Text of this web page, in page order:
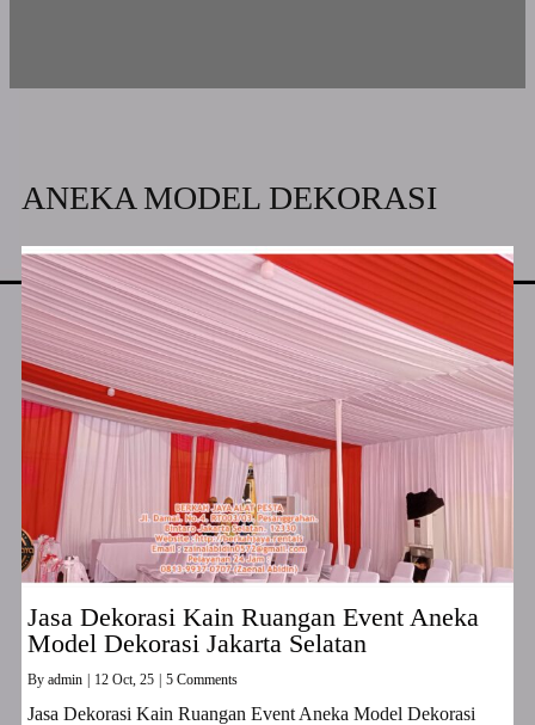
ANEKA MODEL DEKORASI
Jasa Dekorasi Kain Ruangan Event Aneka
Model Dekorasi Jakarta Selatan
By admin 12 Oct, 25 5 Comments
Jasa Dekorasi Kain Ruangan Event Aneka Model Dekorasi